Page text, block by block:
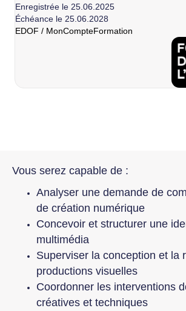
Enregistrée le 25.06.2025
Échéance le 25.06.2028
EDOF / MonCompteFormation
Vous serez capable de :
Analyser une demande de
de création numérique
Concevoir et structurer une
multimédia
Superviser la conception et la
productions visuelles
Coordonner les interventions
créatives et techniques